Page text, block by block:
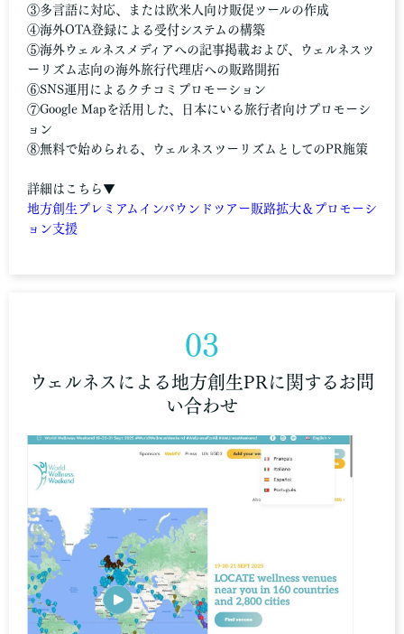
③多言語に対応、または欧米人向け販促ツールの作成
④海外OTA登録による受付システムの構築
⑤海外ウェルネスメディアへの記事掲載および、ウェルネスツ
ーリズム志向の海外旅行代理店への販路開拓
⑥SNS運用によるクチコミプロモーション
⑦Google Mapを活用した、日本にいる旅行者向けプロモーシ
ョン
⑧無料で始められる、ウェルネスツーリズムとしてのPR施策
詳細はこちら▼
地方創生プレミアムインバウンドツアー販路拡大＆プロモーシ
ョン支援
03
ウェルネスによる地方創生PRに関するお問
い合わせ